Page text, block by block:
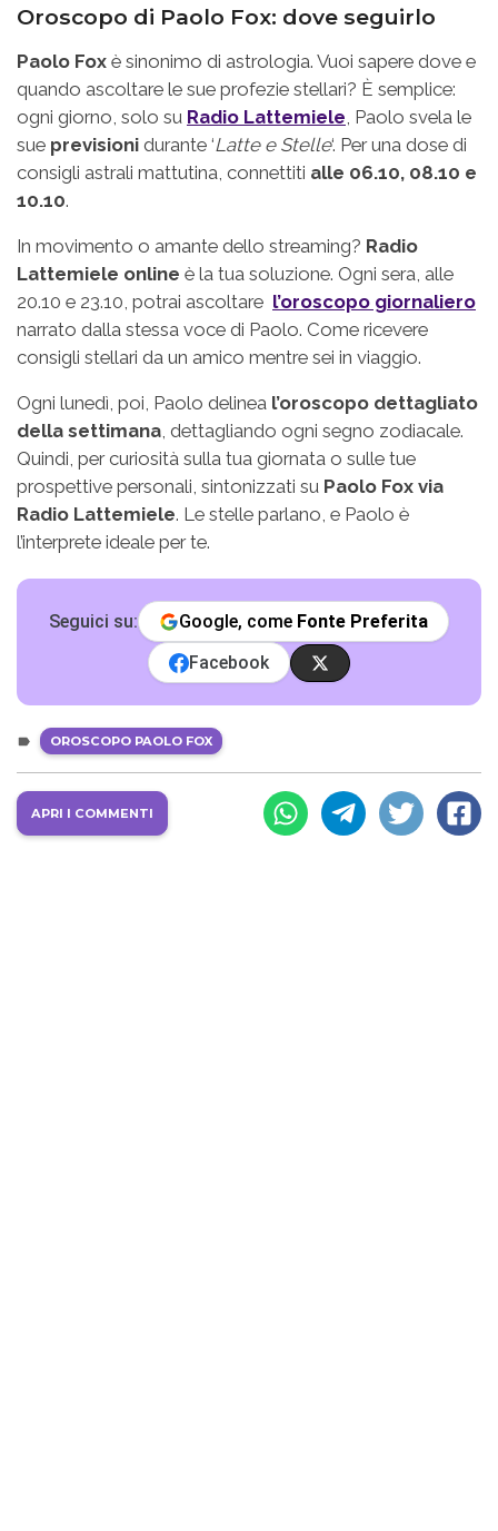
Oroscopo di Paolo Fox: dove seguirlo
Paolo Fox è sinonimo di astrologia. Vuoi sapere dove e
quando ascoltare le sue profezie stellari? È semplice:
ogni giorno, solo su Radio Lattemiele, Paolo svela le
sue previsioni durante ‘Latte e Stelle‘. Per una dose di
consigli astrali mattutina, connettiti alle 06.10, 08.10 e
10.10.
In movimento o amante dello streaming? Radio
Lattemiele online è la tua soluzione. Ogni sera, alle
20.10 e 23.10, potrai ascoltare l’oroscopo giornaliero
narrato dalla stessa voce di Paolo. Come ricevere
consigli stellari da un amico mentre sei in viaggio.
Ogni lunedì, poi, Paolo delinea l’oroscopo dettagliato
della settimana, dettagliando ogni segno zodiacale.
Quindi, per curiosità sulla tua giornata o sulle tue
prospettive personali, sintonizzati su Paolo Fox via
Radio Lattemiele. Le stelle parlano, e Paolo è
l’interprete ideale per te.
Seguici su: Google, come Fonte Preferita
Facebook
OROSCOPO PAOLO FOX
APRI I COMMENTI